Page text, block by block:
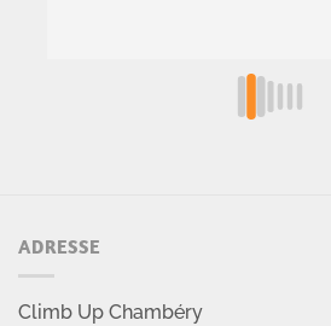
ADRESSE
Climb Up Chambéry